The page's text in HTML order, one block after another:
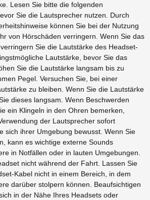
Lesen Sie bitte die folgenden
Sie die Lautsprecher nutzen. Durch
können Sie bei der Nutzung
von Hörschäden verringern. Wenn Sie das
Sie die Lautstärke des Headset-
Lautstärke, bevor Sie das
Sie die Lautstärke langsam bis zu
Pegel. Versuchen Sie, bei einer
zu bleiben. Wenn Sie die Lautstärke
dieses langsam. Wenn Beschwerden
ein Klingeln in den Ohren bemerken,
der Lautsprecher sofort
sich ihrer Umgebung bewusst. Wenn Sie
kann es wichtige externe Sounds
in Notfällen oder in lauten Umgebungen.
nicht während der Fahrt. Lassen Sie
Kabel nicht in einem Bereich, in dem
darüber stolpern können. Beaufsichtigen
in der Nähe Ihres Headsets oder